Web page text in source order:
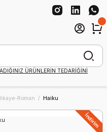
ÜRÜNLERİN TEDARİĞİNİ
Roman Haiku
İndirim